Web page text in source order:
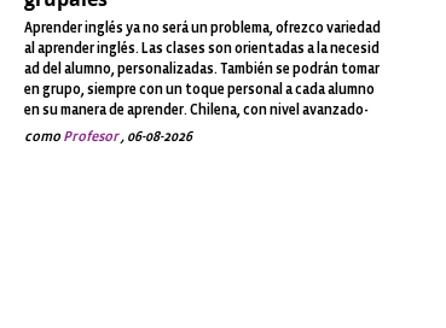
Aprender inglés ya no será un problema, ofrezco variedad
al aprender inglés. Las clases son orientadas a la necesid
ad del alumno, personalizadas. También se podrán tomar
en grupo, siempre con un toque personal a cada alumno
en su manera de aprender. Chilena, con nivel avanzado-
comoProfesor, 06-08-2026